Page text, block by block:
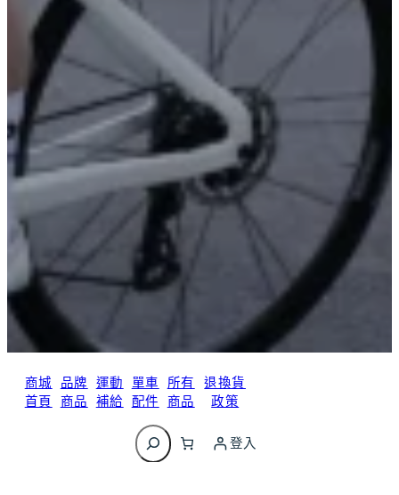
商城
首頁
品牌
商品
運動
補給
單車
配件
所有
商品
退換貨
政策
搜
尋
登入